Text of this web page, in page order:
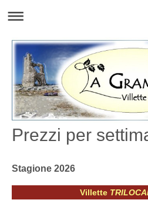
Prezzi per
Stagione 2026
Villette